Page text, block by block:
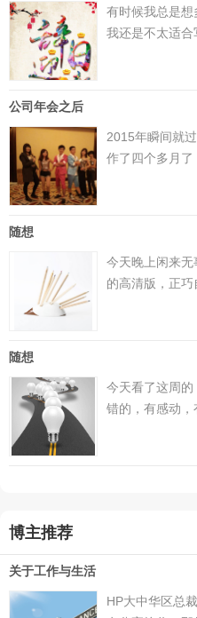
有时候我总是
我还是不太适合
公司年会之后
2015年瞬间就
作了四个多月了
随想
今天晚上闲来无
的高清版，正巧
随想
今天看了这周
错的，有感动，
博主推荐
关于工作与生活
HP大中华区总